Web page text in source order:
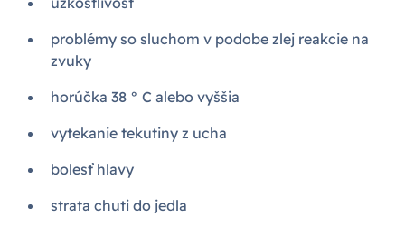
problémy so sluchom v podobe zlej reakcie na
zvuky
horúčka 38 ° C alebo vyššia
vytekanie tekutiny z ucha
bolesť hlavy
strata chuti do jedla